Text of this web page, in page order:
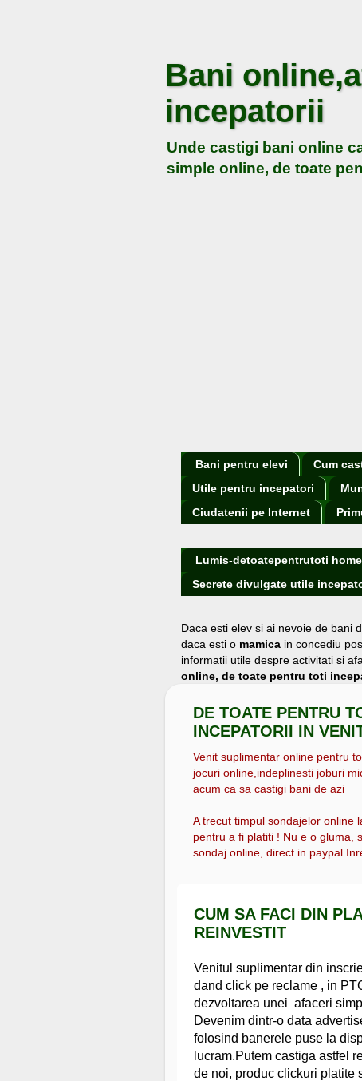
Bani
incepatorii
Unde castigi bani online
simple online, de toate
Bani pentru elevi Cum
Utile pentru incepatori
Ciudatenii pe Internet
Lumis-detoatepentrutoti home
Secrete divulgate utile
Daca esti elev si ai nevoie de bani
daca esti o mamica in concediu
informatii utile despre activitati si
online, de toate pentru toti
DE TOATE PENTRU
INCEPATORII IN
Venit suplimentar online pentru
jocuri online,indeplinesti joburi
acum ca sa castigi bani de azi
A trecut timpul sondajelor online
pentru a fi platiti ! Nu e o gluma,
sondaj online, direct in
CUM SA FACI DIN
REINVESTIT
Venitul suplimentar din
dand click pe reclame , in
dezvoltarea unei afaceri
Devenim dintr-o data
folosind banerele puse la
lucram.Putem castiga astfel
de noi, produc clickuri platite